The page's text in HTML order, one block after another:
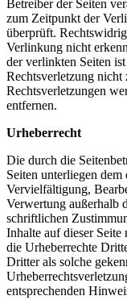
Betreiber der Seiten
zum Zeitpunkt der
überprüft.
Verlinkung nicht
der verlinkten Seiten
Rechtsverletzung
Rechtsverletzungen
entfernen.
Urheberrecht
Die durch die
Seiten unterliegen
Vervielfältigung,
Verwertung außerhalb
schriftlichen
Inhalte auf dieser
die Urheberrechte
Dritter als solche
entsprechenden